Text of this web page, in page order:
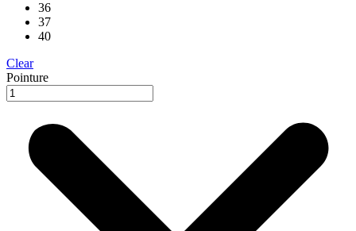
36
37
40
Clear
Pointure